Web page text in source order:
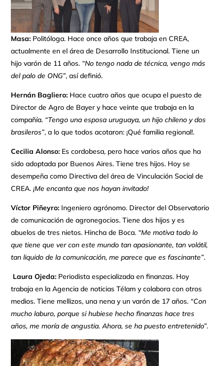
Masa: Politóloga. Hace once años que trabaja en CREA,
actualmente en el área de Desarrollo Institucional. Tiene un
hijo varón de 11 años. “No tengo nada de técnica, vengo más
del palo de ONG”, así definió.
Hernán Bagliero: Hace cuatro años que ocupa el puesto de
Director de Agro de Bayer y hace veinte que trabaja en la
compañía. “Tengo una esposa uruguaya, un hijo chileno y dos
brasileros”, a lo que todos acotaron: ¡Qué familia regional!.
Cecilia Alonso: Es cordobesa, pero hace varios años que ha
sido adoptada por Buenos Aires. Tiene tres hijos. Hoy se
desempeña como Directiva del área de Vinculación Social de
CREA.¡Me encanta que nos hayan invitado!
Víctor Piñeyro: Ingeniero agrónomo. Director del Observatorio
de comunicación de agronegocios. Tiene dos hijos y es
abuelos de tres nietos. Hincha de Boca. “Me motiva todo lo
que tiene que ver con este mundo tan apasionante, tan volátil,
tan liquido de la comunicación, me parece que es fascinante”.
Laura Ojeda: Periodista especializada en finanzas. Hoy
trabaja en la Agencia de noticias Télam y colabora con otros
medios. Tiene mellizos, una nena y un varón de 17 años. “Con
mucho laburo, porque si hubiese hecho finanzas hace tres
años, me moría de angustia. Ahora, se ha puesto entretenido”.